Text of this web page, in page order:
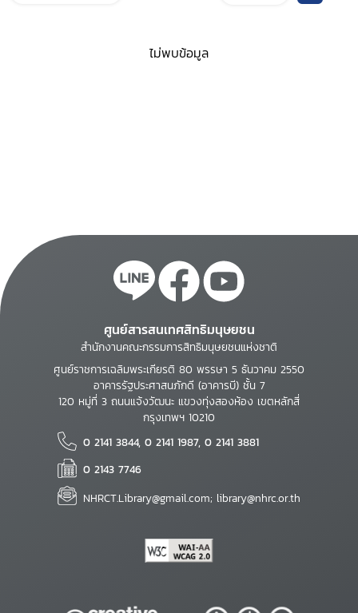
ไม่พบข้อมูล
ศูนย์สารสนเทศสิทธิมนุษยชน
สำนักงานคณะกรรมการสิทธิมนุษยชนแห่งชาติ
ศูนย์ราชการเฉลิมพระเกียรติ 80 พรรษา 5 ธันวาคม 2550
อาคารรัฐประศาสนภักดี (อาคารบี) ชั้น 7
120 หมู่ที่ 3 ถนนแจ้งวัฒนะ แขวงทุ่งสองห้อง เขตหลักสี่
กรุงเทพฯ 10210
0 2141 3844, 0 2141 1987, 0 2141 3881
0 2143 7746
NHRCT.Library@gmail.com; library@nhrc.or.th